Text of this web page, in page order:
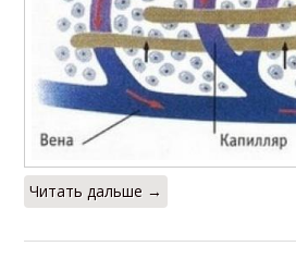
Читать дальше →